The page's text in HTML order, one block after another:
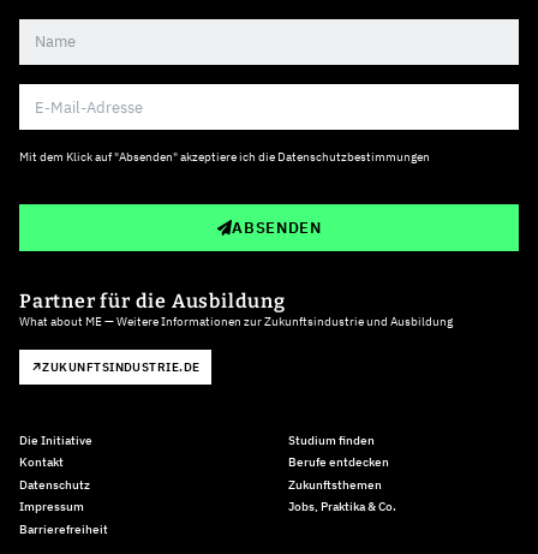
Mit dem Klick auf "Absenden" akzeptiere ich die Datenschutzbestimmungen
ABSENDEN
Partner für die Ausbildung
What about ME — Weitere Informationen zur Zukunftsindustrie und Ausbildung
ZUKUNFTSINDUSTRIE.DE
Die Initiative
Kontakt
Datenschutz
Impressum
Barrierefreiheit
Studium finden
Berufe entdecken
Zukunftsthemen
Jobs, Praktika & Co.